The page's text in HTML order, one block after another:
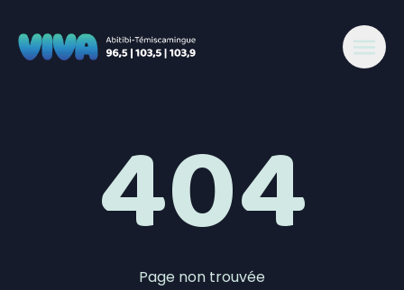
404
Page non trouvée